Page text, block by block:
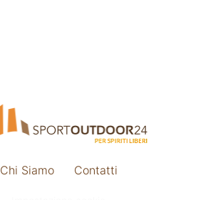
Chi Siamo Contatti